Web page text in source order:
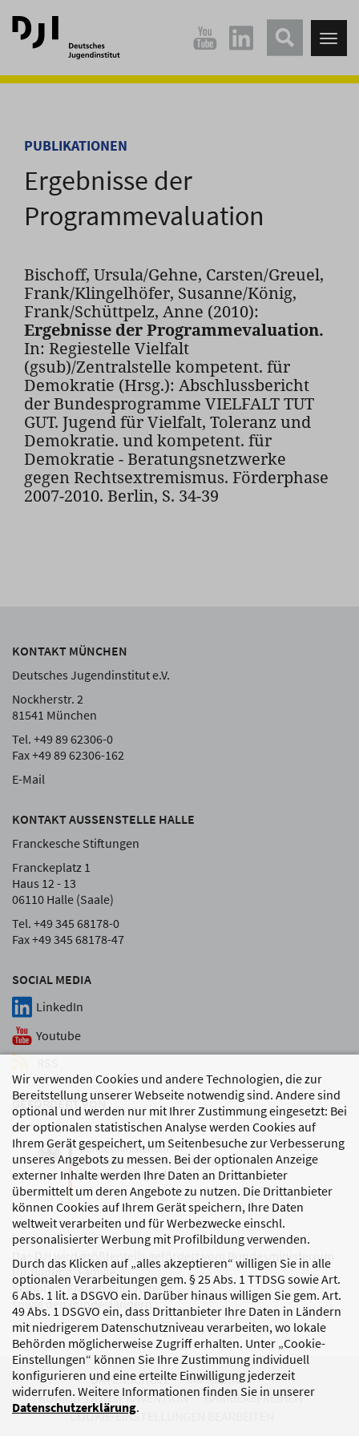
Direkt
zum
Hauptinhalt
Direkt
zum
Hauptmenü
Wir verwenden Cookies und andere Technologien, die zur
Bereitstellung unserer Webseite notwendig sind. Andere sind
optional und werden nur mit Ihrer Zustimmung eingesetzt: Bei
der optionalen statistischen Analyse werden Cookies auf
Ihrem Gerät gespeichert, um Seitenbesuche zur Verbesserung
unseres Angebots zu messen. Bei der optionalen Anzeige
externer Inhalte werden Ihre Daten an Drittanbieter
übermittelt um deren Angebote zu nutzen. Die Drittanbieter
können Cookies auf Ihrem Gerät speichern, Ihre Daten
weltweit verarbeiten und für Werbezwecke einschl.
personalisierter Werbung mit Profilbildung verwenden.
Durch das Klicken auf „alles akzeptieren“ willigen Sie in alle
optionalen Verarbeitungen gem. § 25 Abs. 1 TTDSG sowie Art.
6 Abs. 1 lit. a DSGVO ein. Darüber hinaus willigen Sie gem. Art.
49 Abs. 1 DSGVO ein, dass Drittanbieter Ihre Daten in Ländern
mit niedrigerem Datenschutzniveau verarbeiten, wo lokale
Behörden möglicherweise Zugriff erhalten. Unter „Cookie-
Einstellungen“ können Sie Ihre Zustimmung individuell
konfigurieren und eine erteilte Einwilligung jederzeit
widerrufen. Weitere Informationen finden Sie in unserer
Datenschutzerklärung.
PUBLIKATIONEN
Ergebnisse der
Programmevaluation
Bischoff, Ursula/Gehne, Carsten/Greuel,
Frank/Klingelhöfer, Susanne/König,
Frank/Schüttpelz, Anne (2010):
Ergebnisse der Programmevaluation.
In: Regiestelle Vielfalt
(gsub)/Zentralstelle kompetent. für
Demokratie (Hrsg.): Abschlussbericht
der Bundesprogramme VIELFALT TUT
GUT. Jugend für Vielfalt, Toleranz und
Demokratie. und kompetent. für
Demokratie - Beratungsnetzwerke
gegen Rechtsextremismus. Förderphase
2007-2010. Berlin, S. 34-39
SOCIAL MEDIA
LinkedIn
Youtube
KONTAKT MÜNCHEN
Deutsches Jugendinstitut e.V.
Nockherstr. 2
81541 München
Tel. +49 89 62306-0
Fax +49 89 62306-162
E-Mail
KONTAKT AUSSENSTELLE HALLE
Franckesche Stiftungen
Franckeplatz 1
Haus 12 - 13
06110 Halle (Saale)
Tel. +49 345 68178-0
Fax +49 345 68178-47
GEFÖRDERT VON
Das DJI wird größtenteils gefördert vom Bundesministerium
für Bildung, Familie,
Senioren, Frauen und Jugend
sowie den Bundesländern.
DATENSCHUTZ
IMPRESSUM
KORRUPTIONSPRÄVENTION
BARRIEREFREIHEIT
COOKIE-EINSTELLUNGEN BEARBEITEN